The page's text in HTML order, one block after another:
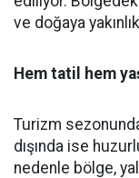
ve doğaya
Hem tatil hem
Turizm
dışında ise
nedenle bölge,